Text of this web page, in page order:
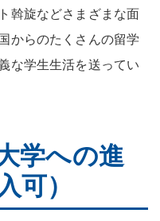
斡旋などさまざまな面
からのたくさんの留学
な学生生活を送ってい
学への進
可）